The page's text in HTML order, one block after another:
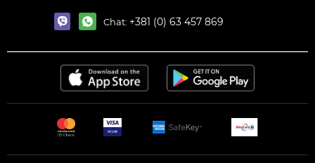
Chat: +381 (0) 63 457 869